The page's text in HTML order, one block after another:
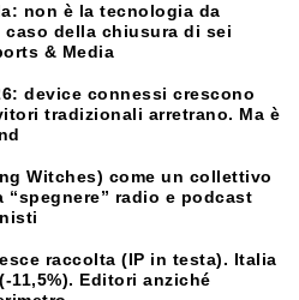
non è la tecnologia da
della chiusura di sei
& Media
device connessi crescono
tradizionali arretrano. Ma è
Witches) come un collettivo
radio e podcast
raccolta (IP in testa). Italia
11,5%). Editori anziché